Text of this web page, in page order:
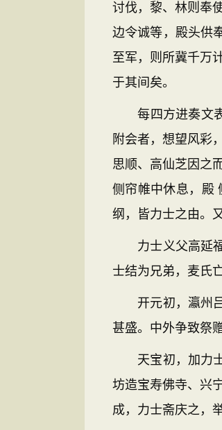
讨伐，黎、林则奉
边令诚等，殿头供
至军，则所冀千万
于其间矣。
每四方进奏文表
附会者，想望风彩
思顺、高仙芝因之
侧帘帷中休息，殿
纲，皆力士之由。
力士义父高延福
士结为兄弟，麦氏
开元初，瀛州吕
甚盛。中外争致祭
天宝初，加力士
坊造宝寿佛寺、兴
成，力士斋庆之，